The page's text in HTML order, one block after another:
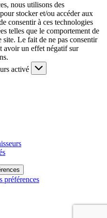
nous utilisons des
stocker et/ou accéder aux
consentir à ces technologies
telles que le comportement de
Le fait de ne pas consentir
avoir un effet négatif sur
activé
préférences